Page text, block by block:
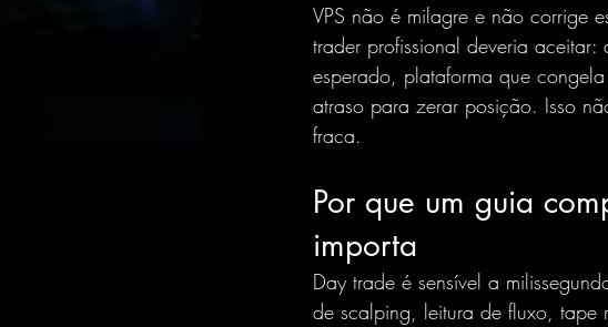
VPS não é milagre e não corrige
trader profissional deveria
esperado, plataforma que
atraso para zerar posição. Isso
fraca.
Por que um guia
importa
Day trade é sensível a
de scalping, leitura de fluxo, tape